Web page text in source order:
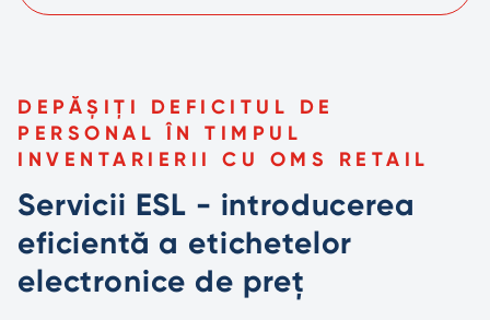
DEPĂȘIȚI DEFICITUL DE
PERSONAL ÎN TIMPUL
INVENTARIERII CU OMS RETAIL
Servicii ESL - introducerea
eficientă a etichetelor
electronice de preț